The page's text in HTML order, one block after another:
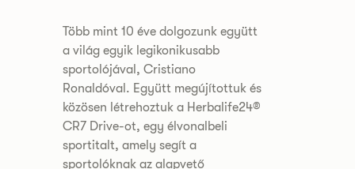
​Több mint 10 éve dolgozunk együtt
a világ egyik legikonikusabb
sportolójával, Cristiano
Ronaldóval. Együtt megújítottuk és
közösen létrehoztuk a Herbalife24®
CR7 Drive-ot, egy élvonalbeli
sportitalt, amely segít a
sportolóknak az alapvető